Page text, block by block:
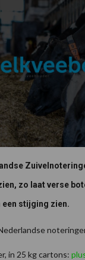
zo laat verse
een stijging zien.
in 25 kg cartons: